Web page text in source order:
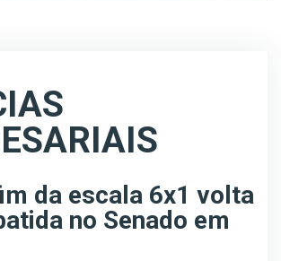
da escala 6x1 volta
no Senado em